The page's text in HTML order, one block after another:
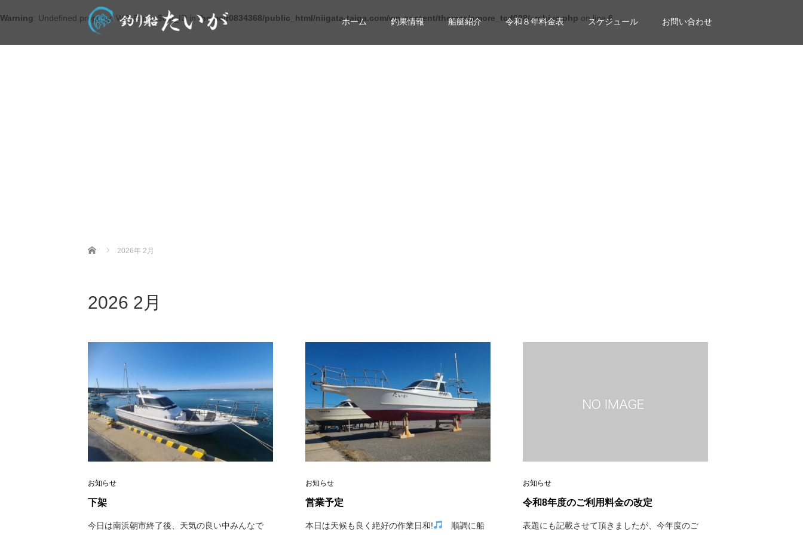
ホーム 釣果情報 船艇紹介 令和８年料金表 スケジュール お問い合わせ
Warning: Undefined property: WP_Error::$cat_ID in/home/r0834368/public_html/niigata-taiga.com/wp-content/themes/amore_tcd028/archive.php on line6
Home 2026年 2月
2026 2月
お知らせ
下架
今日は南浜朝市終了後、天気の良い中みんなで
お知らせ
営業予定
本日は天候も良く絶好の作業日和!
順調に船
お知らせ
令和8年度のご利用料金の改定
表題にも記載させて頂きましたが、今年度のご